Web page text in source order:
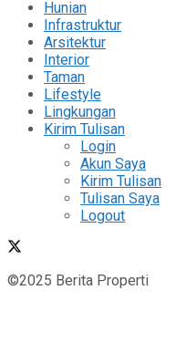
Hunian
Infrastruktur
Arsitektur
Interior
Taman
Lifestyle
Lingkungan
Kirim Tulisan
Login
Akun Saya
Kirim Tulisan
Tulisan Saya
Logout
©2025 Berita Properti